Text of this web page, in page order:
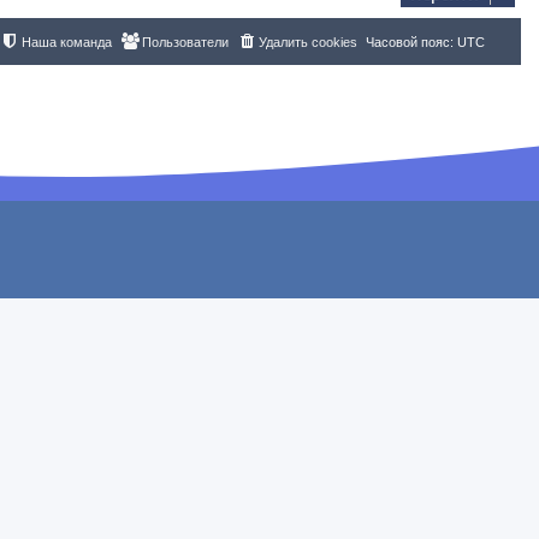
Часовой пояс: UTC
Удалить cookies
Пользователи
Наша команда